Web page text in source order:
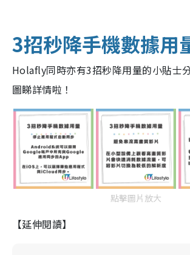
3招秒降手機數據用
Holafly同時亦有3招秒降用量的小貼士
圖睇詳情啦！
點擊圖片放大
【延伸閱讀】